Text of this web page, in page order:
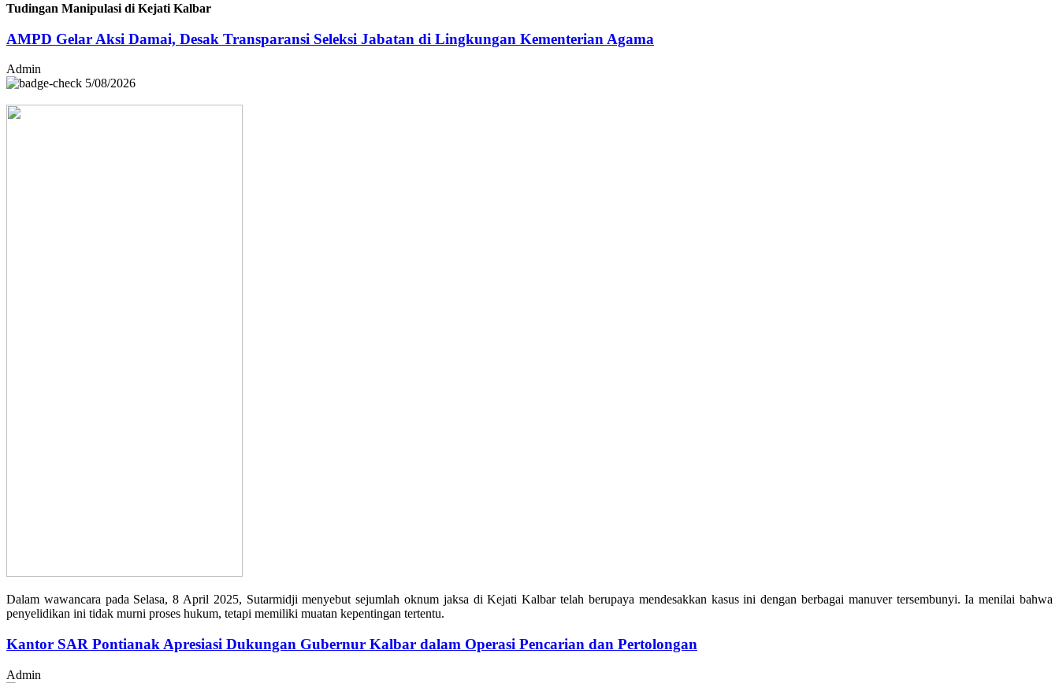
Tudingan Manipulasi di Kejati Kalbar
AMPD Gelar Aksi Damai, Desak Transparansi Seleksi Jabatan di Lingkungan Kementerian Agama
Admin
5/08/2026
Dalam wawancara pada Selasa, 8 April 2025, Sutarmidji menyebut sejumlah oknum jaksa di Kejati Kalbar telah berupaya mendesakkan kasus ini dengan berbagai manuver tersembunyi. Ia menilai bahwa
penyelidikan ini tidak murni proses hukum, tetapi memiliki muatan kepentingan tertentu.
Kantor SAR Pontianak Apresiasi Dukungan Gubernur Kalbar dalam Operasi Pencarian dan Pertolongan
Admin